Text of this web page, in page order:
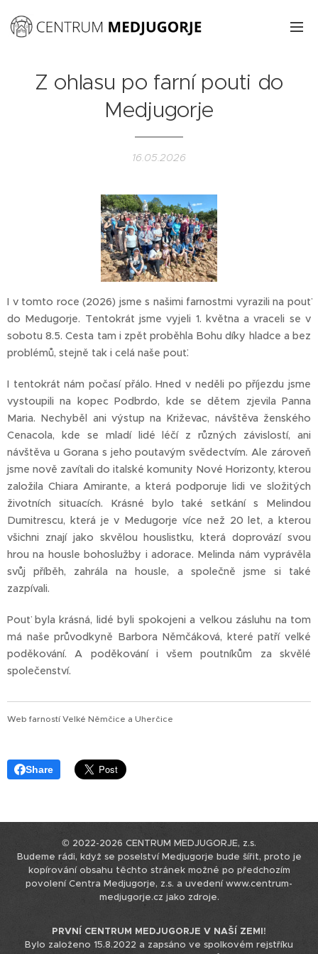
Z ohlasu po farní pouti do
Medjugorje
16.05.2026
I v tomto roce (2026) jsme s našimi farnostmi vyrazili na pouť
do Medugorje. Tentokrát jsme vyjeli 1. května a vraceli se v
sobotu 8.5. Cesta tam i zpět proběhla Bohu díky hladce a bez
problémů, stejně tak i celá naše pouť.
I tentokrát nám počasí přálo. Hned v neděli po příjezdu jsme
vystoupili na kopec Podbrdo, kde se dětem zjevila Panna
Maria. Nechyběl ani výstup na Križevac, návštěva ženského
Cenacola, kde se mladí lidé léčí z různých závislostí, ani
návštěva u Gorana s jeho poutavým svědectvím. Ale zároveň
jsme nově zavítali do italské komunity Nové Horizonty, kterou
založila Chiara Amirante, a která podporuje lidi ve složitých
životních situacích. Krásné bylo také setkání s Melindou
Dumitrescu, která je v Medugorje více než 20 let, a kterou
všichni znají jako skvělou houslistku, která doprovází svou
hrou na housle bohoslužby i adorace. Melinda nám vyprávěla
svůj příběh, zahrála na housle, a společně jsme si také
zazpívali.
Pouť byla krásná, lidé byli spokojeni a velkou zásluhu na tom
má naše průvodkyně Barbora Němčáková, které patří velké
poděkování. A poděkování i všem poutníkům za skvělé
společenství.
Web farností Velké Němčice a Uherčice
Share
© 2022-2026 CENTRUM MEDJUGORJE, z.s.
Budeme rádi, když se poselství Medjugorje bude šířit, proto je
kopírování obsahu těchto stránek možné po předchozím
povolení Centra Medjugorje, z.s. a uvedení www.centrum-
medjugorje.cz jako zdroje.
PRVNÍ CENTRUM MEDJUGORJE V NAŠÍ ZEMI!
Bylo založeno 15.8.2022 a zapsáno ve spolkovém rejstříku